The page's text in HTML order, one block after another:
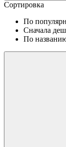
Сортировка
По
Сначала
По